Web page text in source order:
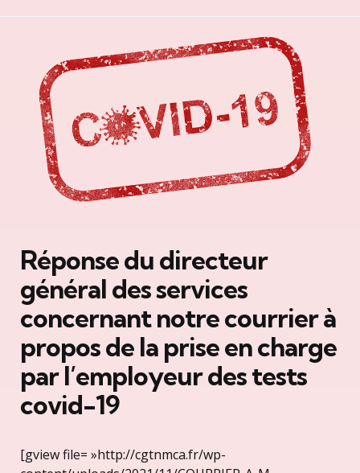
Réponse du directeur
général des services
concernant notre courrier à
propos de la prise en charge
par l’employeur des tests
covid-19
[gview file= »http://cgtnmca.fr/wp-